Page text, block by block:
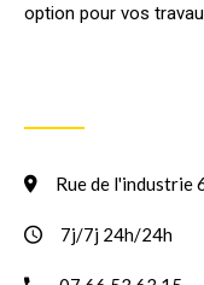
option pour vos
Rue de l'industrie
7j/7j 24h/24h